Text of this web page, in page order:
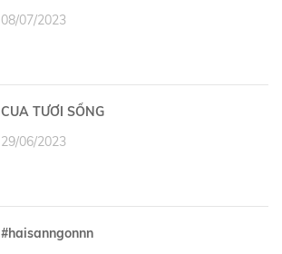
08/07/2023
CUA TƯƠI SỐNG
29/06/2023
#haisanngonnn